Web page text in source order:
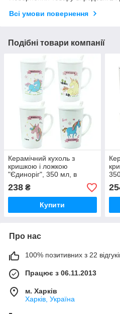
Всі умови повернення
Подібні товари компанії
Керамічний кухоль з
кришкою і ложкою
"Єдиноріг", 350 мл, в
асортименті
238 ₴
Купити
Про нас
100% позитивних з 22
Працює з 06.11.2013
м. Харків
Харків, Україна